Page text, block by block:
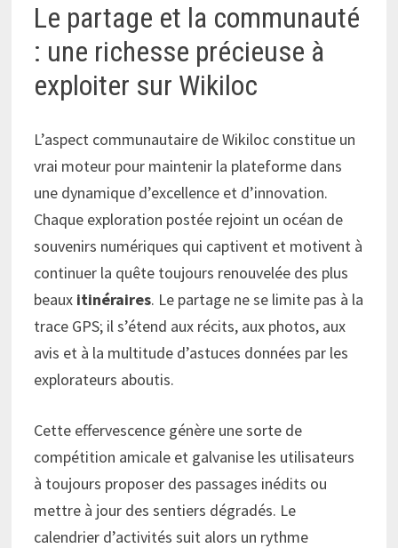
Le partage et la communauté
: une richesse précieuse à
exploiter sur Wikiloc
L’aspect communautaire de Wikiloc constitue un
vrai moteur pour maintenir la plateforme dans
une dynamique d’excellence et d’innovation.
Chaque exploration postée rejoint un océan de
souvenirs numériques qui captivent et motivent à
continuer la quête toujours renouvelée des plus
beaux itinéraires. Le partage ne se limite pas à la
trace GPS; il s’étend aux récits, aux photos, aux
avis et à la multitude d’astuces données par les
explorateurs aboutis.
Cette effervescence génère une sorte de
compétition amicale et galvanise les utilisateurs
à toujours proposer des passages inédits ou
mettre à jour des sentiers dégradés. Le
calendrier d’activités suit alors un rythme